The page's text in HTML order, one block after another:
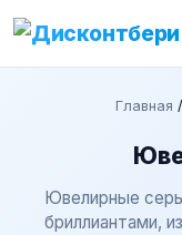
Главная /
Ювелирные
бриллиантами,